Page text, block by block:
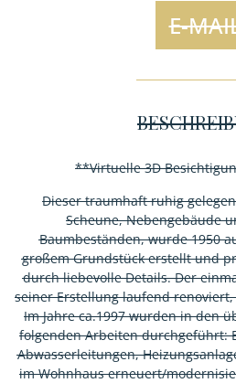
E-
**Virtuelle 3D
Dieser traumhaft ruhig
Scheune, Nebengebäude
Baumbeständen, wurde 1950
großem Grundstück erstellt und
durch liebevolle Details. Der
seiner Erstellung laufend
Im Jahre ca.1997 wurden in den
folgenden Arbeiten durchgeführt:
Abwasserleitungen,
im Wohnhaus erneuert/